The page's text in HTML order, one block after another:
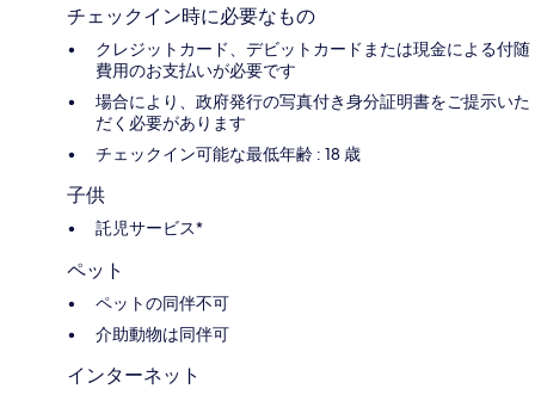
チェックイン時に必要なもの
クレジットカード、デビットカードまたは現金による付随
費用のお支払いが必要です
場合により、政府発行の写真付き身分証明書をご提示いた
だく必要があります
チェックイン可能な最低年齢 : 18 歳
子供
託児サービス*
ペット
ペットの同伴不可
介助動物は同伴可
インターネット